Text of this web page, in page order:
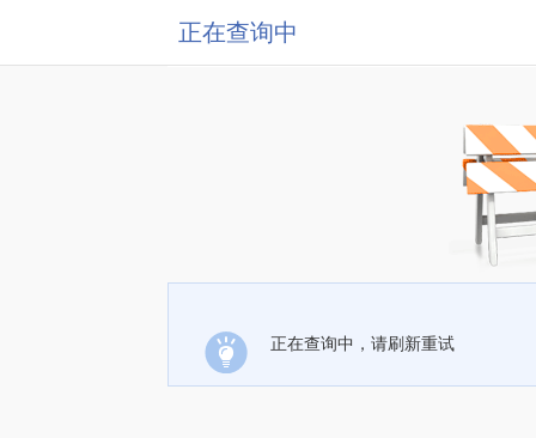
正在查询中
正在查询中，请刷新重试